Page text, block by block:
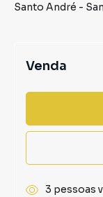
Santo André -
Venda
3 pessoas